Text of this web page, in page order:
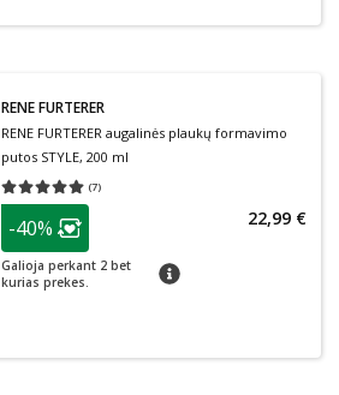
RENE FURTERER
RENE FURTERER augalinės plaukų formavimo
putos STYLE, 200 ml
(7)
Vidutinis įvertinimas 5.00
patarimas
Lojalumo klubo narių nuolaida
-40%
Galioja perkant 2 bet
kurias prekes.
patarimas
22,99 €